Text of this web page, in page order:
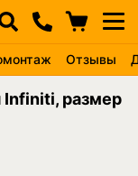
Отзывы
размер